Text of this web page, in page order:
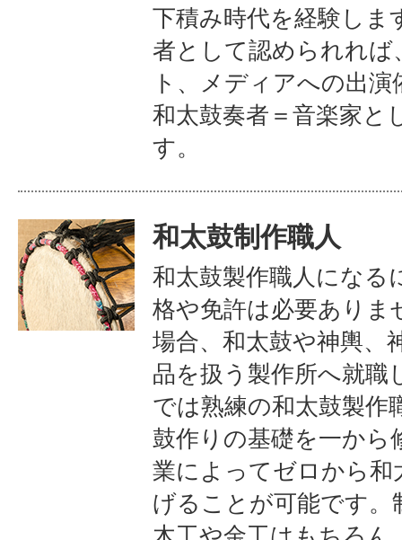
下積み時代を経験しま
者として認められれば
ト、メディアへの出
和太鼓奏者＝音楽家と
す。
和太鼓制作職人
和太鼓製作職人になる
格や免許は必要ありま
場合、和太鼓や神輿、
品を扱う製作所へ就職
では熟練の和太鼓製作
鼓作りの基礎を一から
業によってゼロから和
げることが可能です。